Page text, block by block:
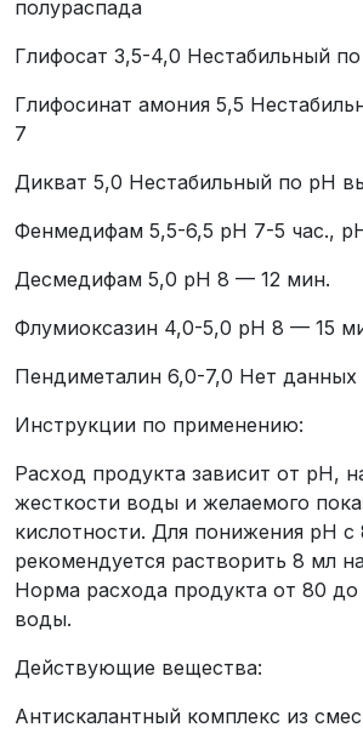
полураспада
Глифосат 3,5-4,0 Нестабильный
Глифосинат амония 5,5
7
Дикват 5,0 Нестабильный по рН
Фенмедифам 5,5-6,5 рН 7-5 час.,
Десмедифам 5,0 рН 8 — 12 мин.
Флумиоксазин 4,0-5,0 рН 8 — 15
Пендиметалин 6,0-7,0 Нет данных
Инструкции по применению:
Расход продукта зависит от рН,
жесткости воды и желаемого
кислотности. Для понижения рН с
рекомендуется растворить 8 мл
Норма расхода продукта от 80 до
воды.
Действующие вещества:
Антискалантный комплекс из